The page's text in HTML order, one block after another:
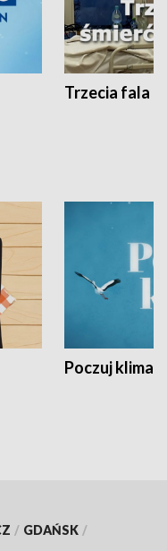
Trzecia fala -
Poczuj klimat
/ GDAŃSK /